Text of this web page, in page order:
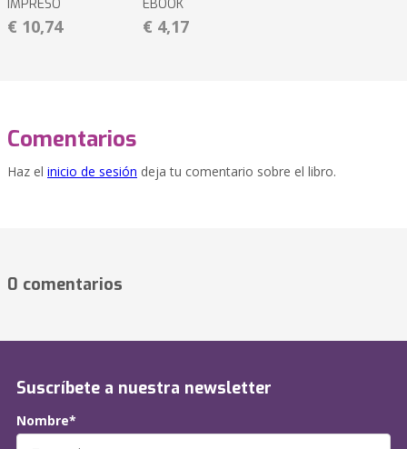
IMPRESO
€ 10,74
EBOOK
€ 4,17
Comentarios
Haz el inicio de sesión deja tu comentario sobre el libro.
0 comentarios
Suscríbete a nuestra newsletter
Nombre*